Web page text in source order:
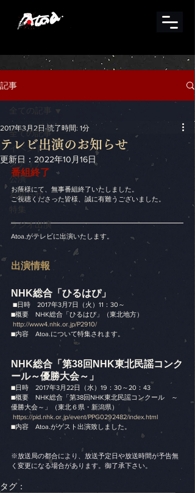
記事
全ての記事
イベント
メディア
公演
お知らせ
特集
ラジオ出演
テレビ出演のお知らせ
2017年3月2日 読了時間: 1分
更新日： 2022年10月16日
番組終了
お蔭様にて、無事番組終了いたしました。
ご視聴くださった皆様、誠に有難うございました。
Atoa.がテレビに出演いたします。
出演情報
NHK総合「ひるはぴ」
■日時　2017年3月7日（火）11：30～
■概要　NHK総合「ひるはぴ」（東北地方）
http://www4.nhk.or.jp/P2910/
■内容　Atoa.について特集されます。
NHK総合「第38回NHK東北民謡コンク
ール～優勝大会～」
■日時　2017年3月22日（水）19：30～20：43
■概要　NHK総合「第38回NHK東北民謡コンクール　～
優勝大会～」（東北６県・新潟県）
https://pid.nhk.or.jp/event/PPG0292482/index.html
■内容　Atoa.がゲスト出演致しました。
※放送局の都合により、放送予定日や放送時間が予告無
く変更になる場合があります。御了承下さい。
タグ：